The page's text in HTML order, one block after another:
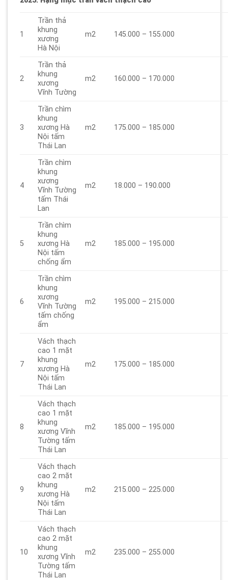
1
Trần thả
khung
xương
Hà Nội
m2 145.000 – 155.000
2
Trần thả
khung
xương
Vĩnh Tường
m2 160.000 – 170.000
3
Trần chìm
khung
xương Hà
Nội tấm
Thái Lan
m2 175.000 – 185.000
4
Trần chìm
khung
xương
Vĩnh Tường
tấm Thái
Lan
m2 18.000 – 190.000
5
Trần chìm
khung
xương Hà
Nội tấm
chống ẩm
m2 185.000 – 195.000
6
Trần chìm
khung
xương
Vĩnh Tường
tấm chống
ẩm
m2 195.000 – 215.000
7
Vách thạch
cao 1 mặt
khung
xương Hà
Nội tấm
Thái Lan
m2 175.000 – 185.000
8
Vách thạch
cao 1 mặt
khung
xương Vĩnh
Tường tấm
Thái Lan
m2 185.000 – 195.000
9
Vách thạch
cao 2 mặt
khung
xương Hà
Nội tấm
Thái Lan
m2 215.000 – 225.000
10
Vách thạch
cao 2 mặt
khung
xương Vĩnh
Tường tấm
Thái Lan
m2 235.000 – 255.000